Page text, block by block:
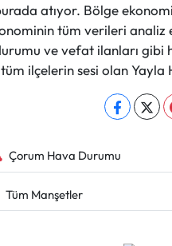
atıyor. Bölge
tüm verileri
ve vefat ilanları
ilçelerin sesi olan Yayla
Çorum Hava Durumu
Tüm Manşetler